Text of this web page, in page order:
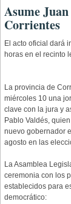
Asume
Corrientes
El acto oficial dará
horas en el recinto
La provincia de
miércoles 10 una
clave con la jura y
Pablo Valdés,
nuevo gobernador
agosto en las
La Asamblea
ceremonia con los
establecidos para
democrático: